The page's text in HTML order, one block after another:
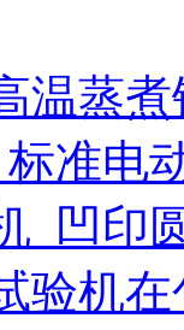
温蒸
准电
_凹印
验机